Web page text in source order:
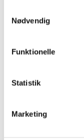
Nødvendig
Funktionelle
Statistik
Marketing
...
...